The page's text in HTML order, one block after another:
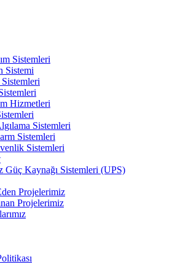
Sistemleri
Sistemi
Hizmetleri
Sistemleri
Sistemleri
Sistemleri
Güç Kaynağı Sistemleri (UPS)
Projelerimiz
Projelerimiz